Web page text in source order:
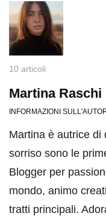
10 articoli
Martina Raschi
INFORMAZIONI
Martina è autrice di
sorriso sono le
Blogger per
mondo, animo
tratti principali.